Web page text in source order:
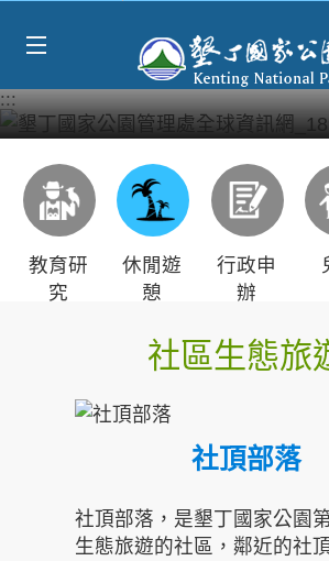
:::
教育研
究
休閒遊
憩
行政申
辦
社區生態旅
社頂部落
社頂部落，是墾丁國家公園
生態旅遊的社區，鄰近的社